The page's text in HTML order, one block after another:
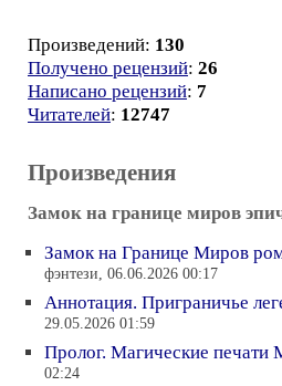
Произведений: 130
Получено рецензий: 26
Написано рецензий: 7
Читателей: 12747
Произведения
Замок на границе миров
Замок на Границе Миров
фэнтези, 06.06.2026 00:17
Аннотация. Приграничье
29.05.2026 01:59
Пролог. Магические печати
02:24